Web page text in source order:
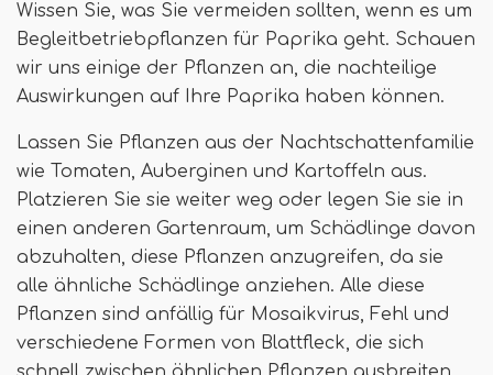
Wissen Sie, was Sie vermeiden sollten, wenn es um
Begleitbetriebpflanzen für Paprika geht. Schauen
wir uns einige der Pflanzen an, die nachteilige
Auswirkungen auf Ihre Paprika haben können.
Lassen Sie Pflanzen aus der Nachtschattenfamilie
wie Tomaten, Auberginen und Kartoffeln aus.
Platzieren Sie sie weiter weg oder legen Sie sie in
einen anderen Gartenraum, um Schädlinge davon
abzuhalten, diese Pflanzen anzugreifen, da sie
alle ähnliche Schädlinge anziehen. Alle diese
Pflanzen sind anfällig für Mosaikvirus, Fehl und
verschiedene Formen von Blattfleck, die sich